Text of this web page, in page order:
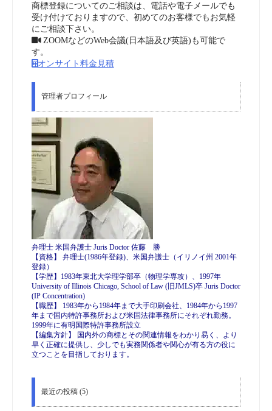
商標登録についてのご相談は、電話や電子メールでも
受け付けておりますので、初めてのお客様でもお気軽
にご相談下さい。
ZOOMなどのWeb会議(日本語及び英語)も可能で
す。
オンサイト料金見積
管理者プロフィール
弁理士 米国弁護士 Juris Doctor 佐藤 勝
【資格】 弁理士(1986年登録)、米国弁護士（イリノイ州 2001年
登録）
【学歴】1983年東北大学理学部卒（物理学専攻）、1997年
University of Illinois Chicago, School of Law (旧JMLS)卒 Juris Doctor
(IP Concentration)
【職歴】 1983年から1984年まで大手印刷会社、1984年から1997
年まで国内特許事務所および米国法律事務所にそれぞれ勤務。
1999年に有明国際特許事務所設立
【編集方針】 国内外の商標とその関連情報をわかり易く、より
早く正確に提供し、少しでも実務関係者や関心が有る方の役に
立つことを目指しております。
最近の投稿 (5)